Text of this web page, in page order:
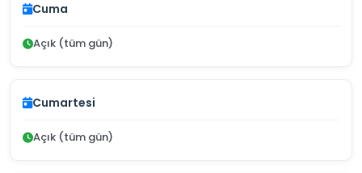
Cuma
Açık (tüm gün)
Cumartesi
Açık (tüm gün)